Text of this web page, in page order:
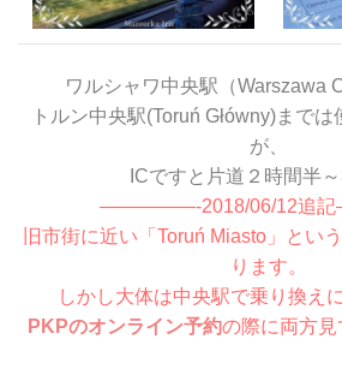
ワルシャワ中央駅（Warszawa
トルン中央駅(Toruń Główny)まで
が、
ICですと片道２時間半～
—————-2018/06/12追
旧市街に近い「Toruń Miasto」とい
ります。
しかし大体は中央駅で乗り換え
PKPのオンライン予約の際に両方見